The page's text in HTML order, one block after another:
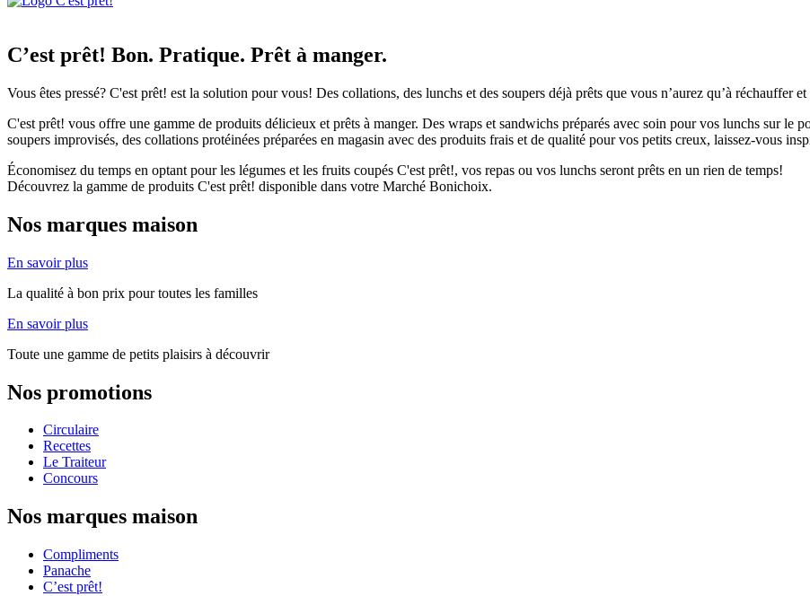
C’est prêt! Bon. Pratique. Prêt à manger.
Vous êtes pressé? C'est prêt! est la solution pour vous! Des collations, des lunchs et des soupers déjà prêts que vous n’aurez qu’à réchauffer et
C'est prêt! vous offre une gamme de produits délicieux et prêts à manger. Des wraps et sandwichs préparés avec soin pour vos lunchs sur le
soupers improvisés, des collations protéinées préparées en magasin avec des produits frais et de qualité pour vos petits creux, laissez-vous
Économisez du temps en optant pour les légumes et les fruits coupés C'est prêt!, vos repas ou vos lunchs seront prêts en un rien de temps!
Découvrez la gamme de produits C'est prêt! disponible dans votre Marché Bonichoix.
Nos marques maison
En savoir plus
La qualité à bon prix pour toutes les familles
En savoir plus
Toute une gamme de petits plaisirs à découvrir
Nos promotions
Circulaire
Recettes
Le Traiteur
Concours
Nos marques maison
Compliments
Panache
C’est prêt!